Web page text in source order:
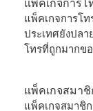
แพ็คเกจการโ
แพ็คเกจการโ
ประเทศยังปล
โทรที่ถูกมากขอ
แพ็คเกจสมาชิ
แพ็คเกจสมาชิ